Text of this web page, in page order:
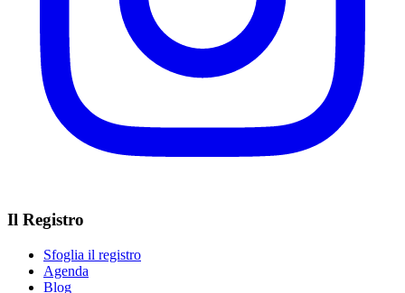
Il Registro
Sfoglia il registro
Agenda
Blog